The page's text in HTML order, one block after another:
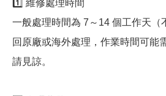
1️⃣ 維修處理時間
一般處理時間為 7～14 個工作天（
回原廠或海外處理，作業時間可能
請見諒。